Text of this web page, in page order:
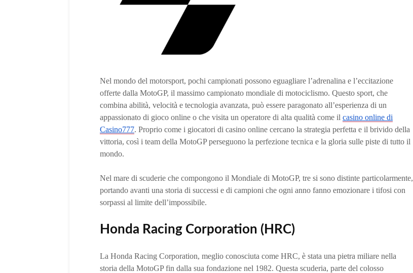
Nel mondo del motorsport, pochi campionati possono eguagliare l’adrenalina e l’eccitazione
offerte dalla MotoGP, il massimo campionato mondiale di motociclismo. Questo sport, che
combina abilità, velocità e tecnologia avanzata, può essere paragonato all’esperienza di un
appassionato di gioco online o che visita un operatore di alta qualità come il casino online di
Casino777. Proprio come i giocatori di casino online cercano la strategia perfetta e il brivido della
vittoria, così i team della MotoGP perseguono la perfezione tecnica e la gloria sulle piste di tutto il
mondo.
Nel mare di scuderie che compongono il Mondiale di MotoGP, tre si sono distinte particolarmente,
portando avanti una storia di successi e di campioni che ogni anno fanno emozionare i tifosi con
sorpassi al limite dell’impossibile.
Honda Racing Corporation (HRC)
La Honda Racing Corporation, meglio conosciuta come HRC, è stata una pietra miliare nella
storia della MotoGP fin dalla sua fondazione nel 1982. Questa scuderia, parte del colosso